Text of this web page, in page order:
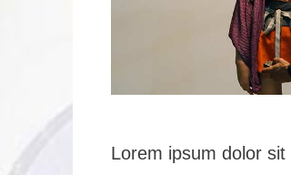
Lorem ipsum dolor